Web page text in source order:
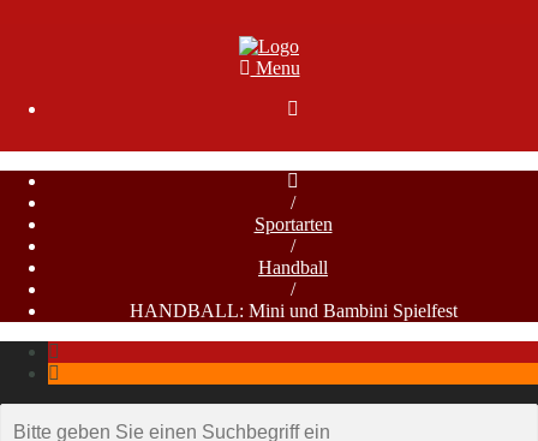
Menu

/
Sportarten
/
Handball
/
HANDBALL: Mini und Bambini Spielfest